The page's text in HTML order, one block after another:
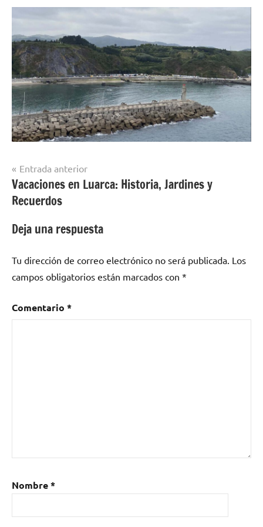
Navegación
de
entradas
Entrada anterior
Vacaciones en Luarca: Historia, Jardines y
Recuerdos
Deja una respuesta
Tu dirección de correo electrónico no será publicada. Los
campos obligatorios están marcados con *
Comentario *
Nombre*